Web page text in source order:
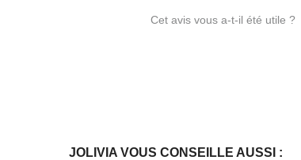
Cet avis vous a-t-il été utile ?
JOLIVIA VOUS CONSEILLE AUSSI :